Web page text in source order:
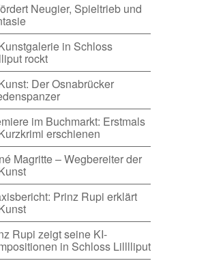
Neugier, Spieltrieb und
in Schloss
rockt
Der Osnabrücker
im Buchmarkt: Erstmals
erschienen
Magritte – Wegbereiter der
Prinz Rupi erklärt
Rupi zeigt seine KI-
in Schloss Lilllliput